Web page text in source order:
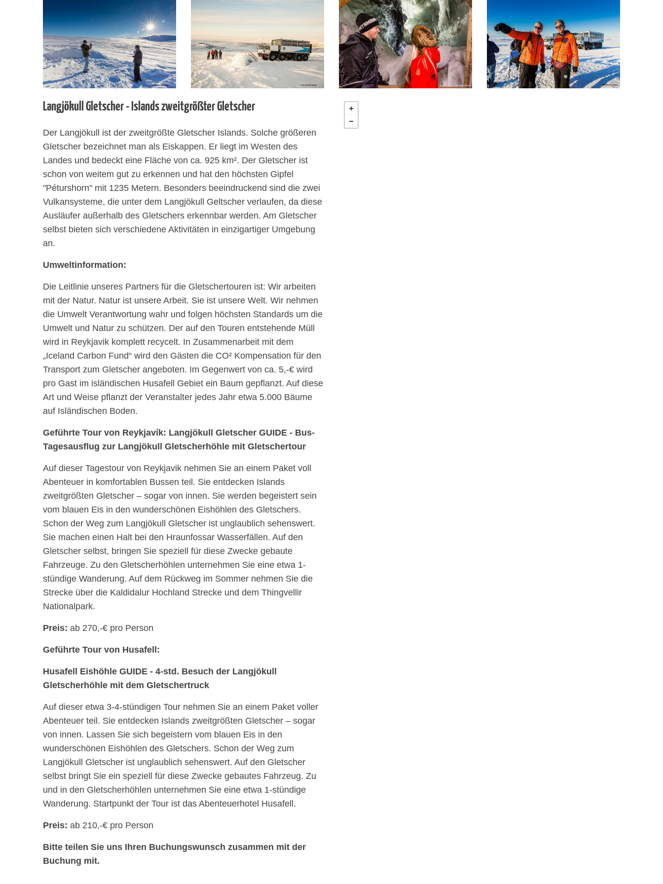
Langjökull Gletscher - Islands zweitgrößter Gletscher
Der Langjökull ist der zweitgrößte Gletscher Islands. Solche größeren
Gletscher bezeichnet man als Eiskappen. Er liegt im Westen des
Landes und bedeckt eine Fläche von ca. 925 km². Der Gletscher ist
schon von weitem gut zu erkennen und hat den höchsten Gipfel
"Péturshorn" mit 1235 Metern. Besonders beeindruckend sind die zwei
Vulkansysteme, die unter dem Langjökull Geltscher verlaufen, da diese
Ausläufer außerhalb des Gletschers erkennbar werden. Am Gletscher
selbst bieten sich verschiedene Aktivitäten in einzigartiger Umgebung
an.
Umweltinformation:
Die Leitlinie unseres Partners für die Gletschertouren ist: Wir arbeiten
mit der Natur. Natur ist unsere Arbeit. Sie ist unsere Welt. Wir nehmen
die Umwelt Verantwortung wahr und folgen höchsten Standards um die
Umwelt und Natur zu schützen. Der auf den Touren entstehende Müll
wird in Reykjavik komplett recycelt. In Zusammenarbeit mit dem
„Iceland Carbon Fund“ wird den Gästen die CO² Kompensation für den
Transport zum Gletscher angeboten. Im Gegenwert von ca. 5,-€ wird
pro Gast im isländischen Husafell Gebiet ein Baum gepflanzt. Auf diese
Art und Weise pflanzt der Veranstalter jedes Jahr etwa 5.000 Bäume
auf Isländischen Boden.
Geführte Tour von Reykjavík: Langjökull Gletscher GUIDE - Bus-
Tagesausflug zur Langjökull Gletscherhöhle mit Gletschertour
Auf dieser Tagestour von Reykjavik nehmen Sie an einem Paket voll
Abenteuer in komfortablen Bussen teil. Sie entdecken Islands
zweitgrößten Gletscher – sogar von innen. Sie werden begeistert sein
vom blauen Eis in den wunderschönen Eishöhlen des Gletschers.
Schon der Weg zum Langjökull Gletscher ist unglaublich sehenswert.
Sie machen einen Halt bei den Hraunfossar Wasserfällen. Auf den
Gletscher selbst, bringen Sie speziell für diese Zwecke gebaute
Fahrzeuge. Zu den Gletscherhöhlen unternehmen Sie eine etwa 1-
stündige Wanderung. Auf dem Rückweg im Sommer nehmen Sie die
Strecke über die Kaldidalur Hochland Strecke und dem Thingvellir
Nationalpark.
Preis: ab 270,-€ pro Person
Geführte Tour von Husafell:
Husafell Eishöhle GUIDE - 4-std. Besuch der Langjökull
Gletscherhöhle mit dem Gletschertruck
Auf dieser etwa 3-4-stündigen Tour nehmen Sie an einem Paket voller
Abenteuer teil. Sie entdecken Islands zweitgrößten Gletscher – sogar
von innen. Lassen Sie sich begeistern vom blauen Eis in den
wunderschönen Eishöhlen des Gletschers. Schon der Weg zum
Langjökull Gletscher ist unglaublich sehenswert. Auf den Gletscher
selbst bringt Sie ein speziell für diese Zwecke gebautes Fahrzeug. Zu
und in den Gletscherhöhlen unternehmen Sie eine etwa 1-stündige
Wanderung. Startpunkt der Tour ist das Abenteuerhotel Husafell.
Preis: ab 210,-€ pro Person
Bitte teilen Sie uns Ihren Buchungswunsch zusammen mit der
Buchung mit.